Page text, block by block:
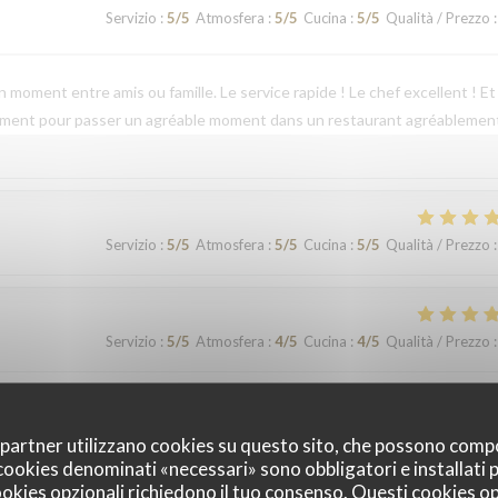
utilizzano cookies su questo sito, che possono
denominati «necessari» sono obbligatori e installati
opzionali richiedono il tuo consenso. Questi cookies
Servizio : 5/5 Atmosfera : 5/5 Cucina : 5/5 Qualità / Prezzo :
entre amis ou famille. Le service rapide ! Le chef excellent ! Et
pour passer un agréable moment dans un restaurant
Servizio : 5/5 Atmosfera : 5/5 Cucina : 5/5 Qualità / Prezzo :
Servizio : 5/5 Atmosfera : 4/5 Cucina : 4/5 Qualità / Prezzo :
/5 Atmosfera 5/5 Cucina :